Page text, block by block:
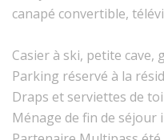
canapé convertible,
Casier à ski, petite cave,
Parking réservé à la
Draps et serviettes de
Ménage de fin de séjour